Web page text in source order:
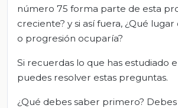
número 75 forma parte de esta
creciente? y si así fuera, ¿Qué lugar
o progresión ocuparía?
Si recuerdas lo que has estudiado
puedes resolver estas preguntas.
¿Qué debes saber primero?